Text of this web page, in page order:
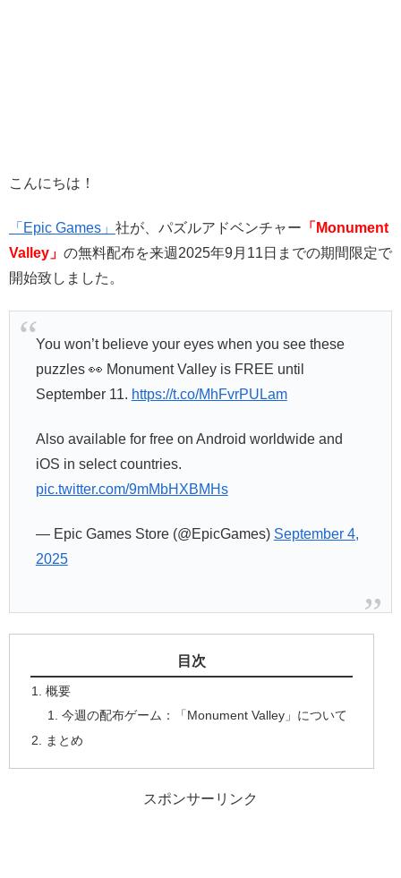
こんにちは！
「Epic Games」 社が、パズルアドベンチャー 「Monument
Valley」 の無料配布を来週2025年9月11日までの期間限定で
開始致しました。
You won’t believe your eyes when you see these
puzzles 👀 Monument Valley is FREE until
September 11. https://t.co/MhFvrPULam
Also available for free on Android worldwide and
iOS in select countries.
pic.twitter.com/9mMbHXBMHs
— Epic Games Store (@EpicGames) September 4,
2025
目次
概要
今週の配布ゲーム：「Monument Valley」について
まとめ
スポンサーリンク